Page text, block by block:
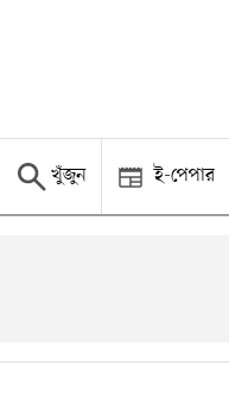
খুঁজুন ই-পেপার